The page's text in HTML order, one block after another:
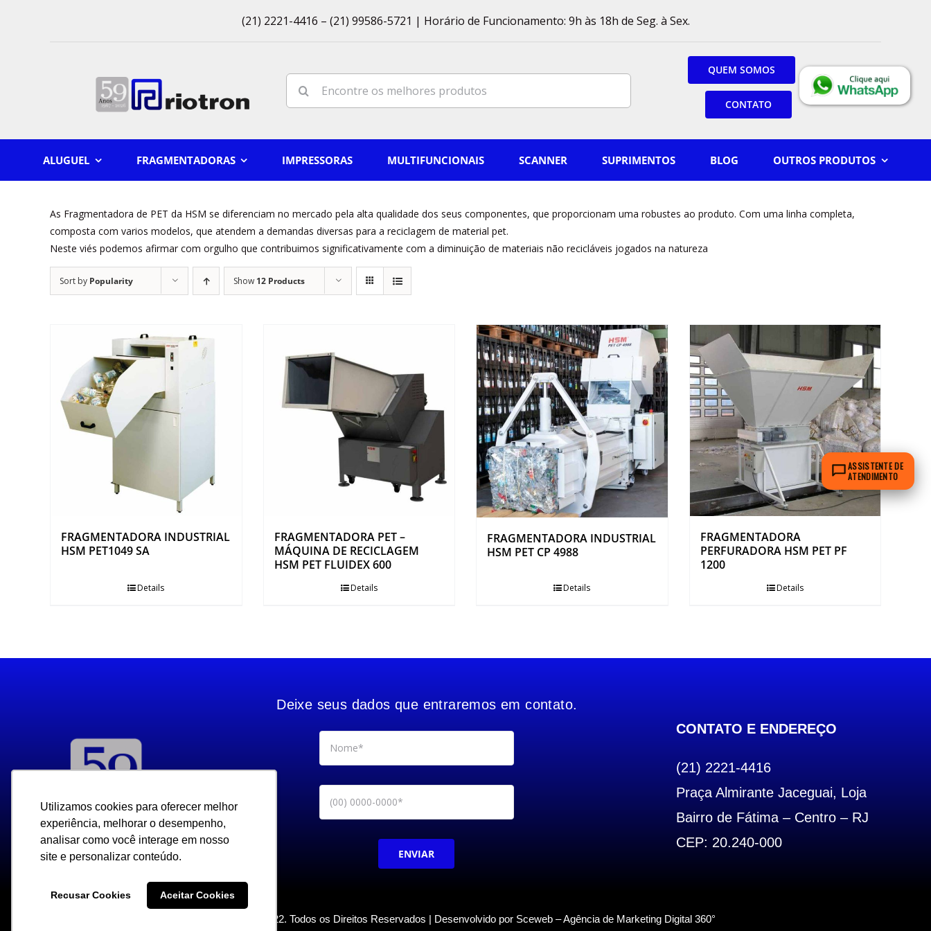
Utilizamos cookies para oferecer melhor
experiência, melhorar o desempenho,
analisar como você interage em nosso
site e personalizar conteúdo.
Recusar Cookies Aceitar Cookies
Utilizamos cookies para oferecer melhor
experiência, melhorar o desempenho,
analisar como você interage em nosso
site e personalizar conteúdo.
Recusar Cookies Aceitar Cookies
(21) 2221-4416 – (21) 99586-5721 | Horário de Funcionamento: 9h às 18h de Seg. à Sex.
for:
QUEM SOMOS
CONTATO
ALUGUEL FRAGMENTADORAS IMPRESSORAS MULTIFUNCIONAIS SCANNER SUPRIMENTOS BLOG OUTROS PRODUTOS
As Fragmentadora de PET da HSM se diferenciam no mercado pela alta qualidade dos seus componentes, que proporcionam uma robustes ao produto. Com uma linha completa,
composta com varios modelos, que atendem a demandas diversas para a reciclagem de material pet.
Neste viés podemos afirmar com orgulho que contribuimos significativamente com a diminuição de materiais não recicláveis jogados na natureza
Sort by Popularity Show 12 Products
FRAGMENTADORA INDUSTRIAL
HSM PET1049 SA
Details
FRAGMENTADORA PET –
MÁQUINA DE RECICLAGEM
HSM PET FLUIDEX 600
Details
FRAGMENTADORA INDUSTRIAL
HSM PET CP 4988
Details
FRAGMENTADORA
PERFURADORA HSM PET PF
1200
Details
Deixe seus dados que entraremos em contato.
ENVIAR
CONTATO E ENDEREÇO
(21) 2221-4416
Praça Almirante Jaceguai, Loja
Bairro de Fátima – Centro – RJ
CEP: 20.240-000
Copyright 2022. Todos os Direitos Reservados | Desenvolvido por Sceweb – Agência de Marketing Digital 360°
ASSISTENTE DE
ATENDIMENTO